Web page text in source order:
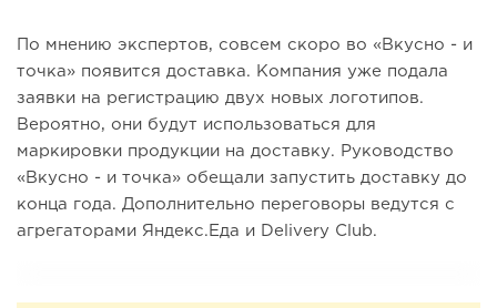
По мнению экспертов, совсем скоро во «Вкусно - и
точка» появится доставка. Компания уже подала
заявки на регистрацию двух новых логотипов.
Вероятно, они будут использоваться для
маркировки продукции на доставку. Руководство
«Вкусно - и точка» обещали запустить доставку до
конца года. Дополнительно переговоры ведутся с
агрегаторами Яндекс.Еда и Delivery Club.